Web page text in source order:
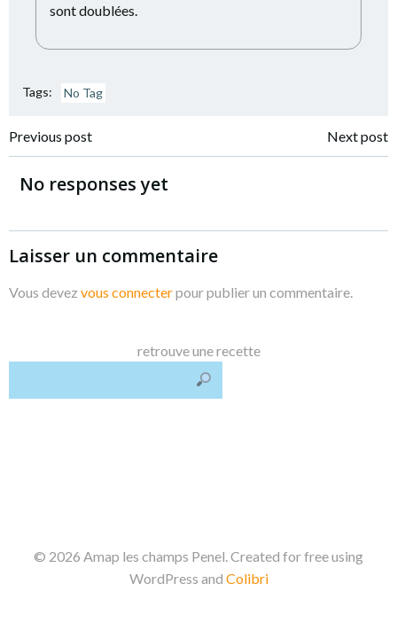
sont doublées.
Tags: No Tag
Navigation
de
l’article
Previous post
Navigation
l’article
Next post
No responses yet
Laisser un commentaire
Vous devez vous connecterpour publier un commentaire.
retrouve une recette
© 2026 Amap les champs Penel. Created for free using
WordPress and Colibri